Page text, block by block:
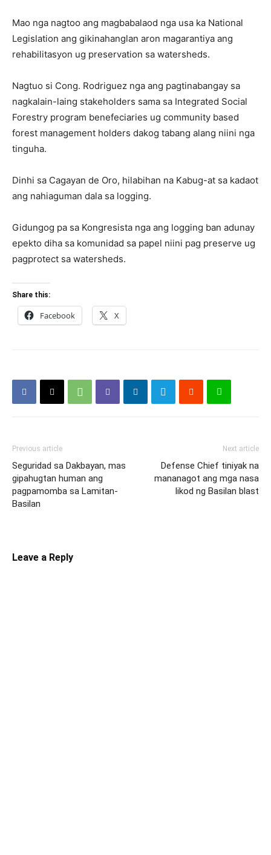
Mao nga nagtoo ang magbabalaod nga usa ka National
Legislation ang gikinahanglan aron magarantiya ang
rehabilitasyon ug preservation sa watersheds.
Nagtuo si Cong. Rodriguez nga ang pagtinabangay sa
nagkalain-laing stakeholders sama sa Integrated Social
Forestry program benefeciaries ug community based
forest management holders dakog tabang alang niini nga
tinguha.
Dinhi sa Cagayan de Oro, hilabihan na Kabug-at sa kadaot
ang nahiaguman dala sa logging.
Gidungog pa sa Kongresista nga ang logging ban adunay
epekto diha sa komunidad sa papel niini pag preserve ug
pagprotect sa watersheds.
Share this:
Facebook X
Previous article
Seguridad sa Dakbayan, mas
gipahugtan human ang
pagpamomba sa Lamitan-
Basilan
Next article
Defense Chief tiniyak na
mananagot ang mga nasa
likod ng Basilan blast
Leave a Reply